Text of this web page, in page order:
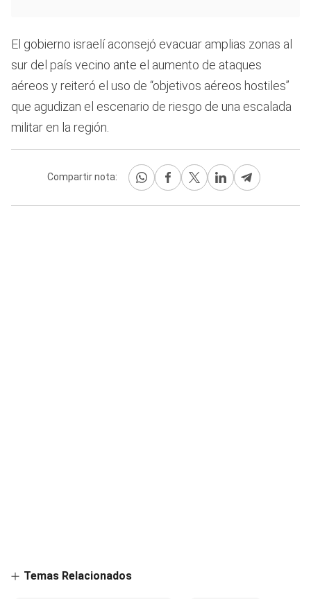
El gobierno israelí aconsejó evacuar amplias zonas al
sur del país vecino ante el aumento de ataques
aéreos y reiteró el uso de “objetivos aéreos hostiles”
que agudizan el escenario de riesgo de una escalada
militar en la región.
Compartir nota:
Temas Relacionados